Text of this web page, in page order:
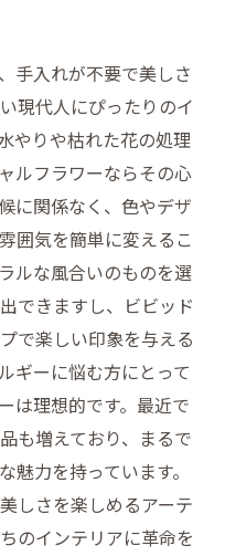
手入れが不要で美しさ
現代人にぴったりのイ
やりや枯れた花の処理
ルフラワーならその心
に関係なく、色やデザ
囲気を簡単に変えるこ
ルな風合いのものを選
できますし、ビビッド
で楽しい印象を与える
ギーに悩む方にとって
は理想的です。最近で
も増えており、まるで
力を持っています。
しさを楽しめるアーテ
のインテリアに革命を